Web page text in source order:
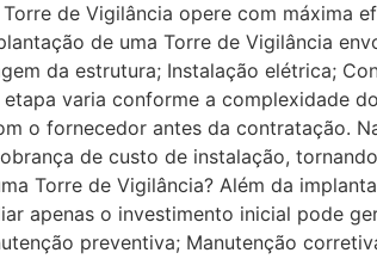
de Vigilância opere com máxima
de uma Torre de Vigilância
da estrutura; Instalação elétrica;
varia conforme a complexidade
o fornecedor antes da contratação.
de custo de instalação,
Torre de Vigilância? Além da
apenas o investimento inicial pode
preventiva; Manutenção